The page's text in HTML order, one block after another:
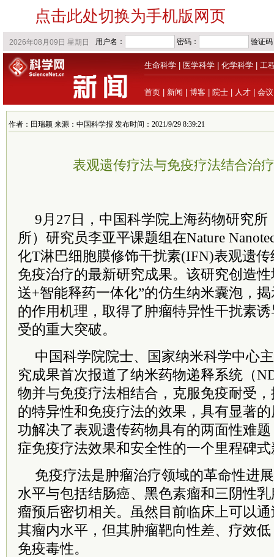
点击此处切换为手机版网页
生命科学 医学科学 化学科学 工
首页 新闻 博客 院士 人才 会议
作者：田瑞颖 来源：中国科学报 发布时间：2021/9/29 8:39:21
表观遗传疗法与免疫疗法结合治
9月27日，中国科学院上海药物研究
所）研究员李亚平课题组在Nature
化T淋巴细胞膜修饰干扰素(IFN)表观遗
免疫治疗的最新研究成果。该研究创造
送+智能释药一体化”的仿生纳米囊泡，
的作用机理，取得了肿瘤特异性干扰素
受的重大突破。
中国科学院院士、国家纳米科学中心
究成果首次报道了纳米药物递释系统（
物并与免疫疗法相结合，克服免疫耐受
的特异性和免疫疗法的效果，具有显著
功解决了表观遗传药物具有的两面性难
症免疫疗法效果和安全性的一个里程碑式
免疫疗法是肿瘤治疗领域的革命性进
水平与包括结肠癌、黑色素瘤和三阴性
瘤预后密切相关。虽然目前临床上可以
其瘤内水平，但其肿瘤靶向性差、疗效
免疫毒性。